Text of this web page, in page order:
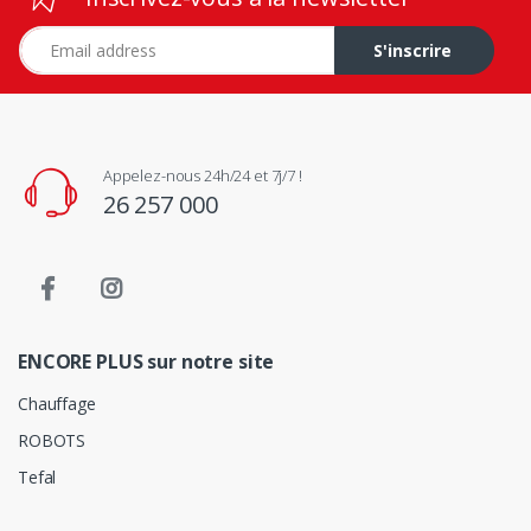
Adresse e-mail
S'inscrire
Appelez-nous 24h/24 et 7j/7 !
26 257 000
ENCORE PLUS sur notre site
Chauffage
ROBOTS
Tefal